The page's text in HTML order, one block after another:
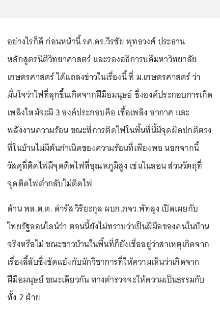
อย่างไรก็ดี ก่อนหน้านี้ รศ.ดร.วีรชัย พุทธวงศ์ ประธาน
หลักสูตรนิติวิทยาศาสตร์ และรองอธิการบดีมหาวิทยาลัย
เกษตรศาสตร์ ได้แถลงข่าวในเรื่องนี้ ที่ ม.เกษตรศาสตร์ ว่า
มั่นใจว่าไฟที่ลุกขึ้นเกิดจากฝีมือมนุษย์ ซึ่งองค์ประกอบการเกิด
เพลิงไหม้จะมี 3 องค์ประกอบคือ เชื้อเพลิง อากาศ และ
พลังงานความร้อน ขณะที่การติดไฟในพื้นที่นี้มีจุดผิดปกติตรง
ที่ในบ้านไม่มีต้นกำเนิดของความร้อนที่เพียงพอ นอกจากนี้
วัสดุที่ติดไฟมีจุดติดไฟที่อุณหภูมิสูง เช่นไนลอน ส่วนวัตถุที่
จุดติดไฟต่ำกลับไม่ติดไฟ
ด้าน พล.ต.ต. ดำรัส วิริยะกุล ผบก.ภจว.พัทลุง เปิดเผยกับ
ไทยรัฐออนไลน์ว่า ตอนนี้ยังไม่ทราบว่าเป็นฝีมือของคนในบ้าน
จริงหรือไม่ ขณะชาวบ้านในพื้นที่ก็ยังเชื่ออยู่ว่าสาเหตุเกิดจาก
เรื่องลี้ลับซึ่งขัดแย้งกับนักวิชาการที่ให้ความเห็นว่าเกิดจาก
ฝีมือมนุษย์ ขณะเดียวกัน ทางตำรวจจะให้ความเป็นธรรมกับ
ทั้ง 2 ฝ่าย